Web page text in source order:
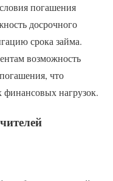
погашения
досрочного
срока займа.
возможность
что
финансовых нагрузок.